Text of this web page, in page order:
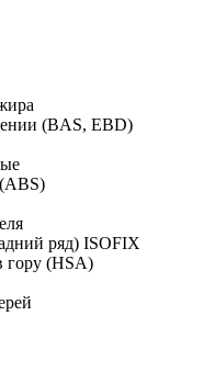
(BAS, EBD)
ряд) ISOFIX
гору (HSA)